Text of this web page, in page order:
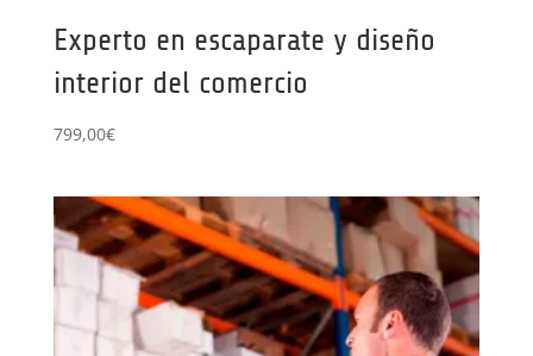
Experto en escaparate y diseño
interior del comercio
799,00€